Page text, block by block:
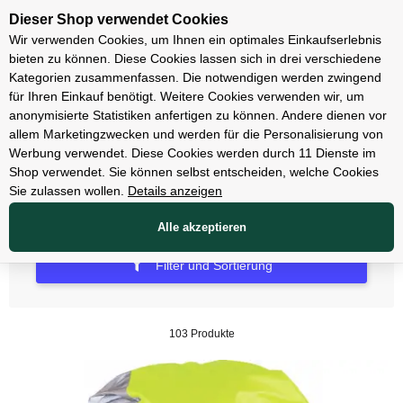
Unsere Filialen
Zubehör
Rucksäcke & Taschen
Filter und Sortierung
103 Produkte
Dieser Shop verwendet Cookies
Wir verwenden Cookies, um Ihnen ein optimales Einkaufserlebnis
bieten zu können. Diese Cookies lassen sich in drei verschiedene
Kategorien zusammenfassen. Die notwendigen werden zwingend
für Ihren Einkauf benötigt. Weitere Cookies verwenden wir, um
anonymisierte Statistiken anfertigen zu können. Andere dienen vor
allem Marketingzwecken und werden für die Personalisierung von
Werbung verwendet. Diese Cookies werden durch 11 Dienste im
Shop verwendet. Sie können selbst entscheiden, welche Cookies
Sie zulassen wollen.
Details anzeigen
Alle akzeptieren